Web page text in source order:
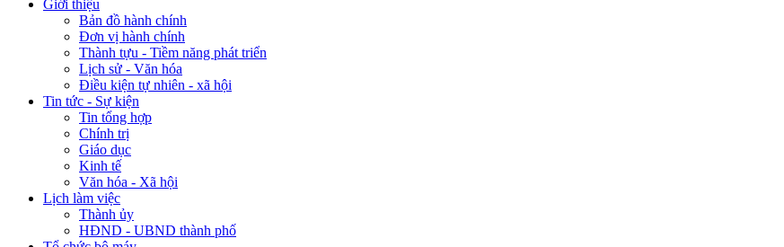
Giới thiệu
Bản đồ hành chính
Đơn vị hành chính
Thành tựu - Tiềm năng phát triển
Lịch sử - Văn hóa
Điều kiện tự nhiên - xã hội
Tin tức - Sự kiện
Tin tổng hợp
Chính trị
Giáo dục
Kinh tế
Văn hóa - Xã hội
Lịch làm việc
Thành ủy
HĐND - UBND thành phố